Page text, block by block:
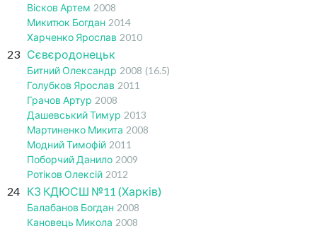
Вісков Артем 2008
Микитюк Богдан 2014
Харченко Ярослав 2010
23 Сєвєродонецьк
Битний Олександр 2008 (16.5)
Голубков Ярослав 2011
Грачов Артур 2008
Дашевський Тимур 2013
Мартиненко Микита 2008
Модний Тимофій 2011
Поборчий Данило 2009
Ротіков Олексій 2012
24 КЗ КДЮСШ №11 (Харків)
Балабанов Богдан 2008
Кановець Микола 2008